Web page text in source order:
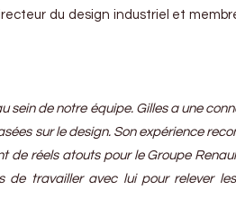
du design industriel et
sein de notre équipe. Gilles a une
sur le design. Son expérience
de réels atouts pour le Groupe
de travailler avec lui pour relever